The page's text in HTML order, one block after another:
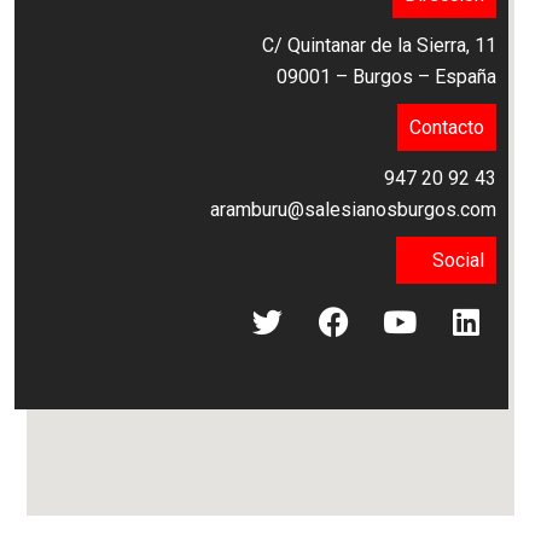
C/ Quintanar de la Sierra, 11
09001 – Burgos – España
Contacto
947 20 92 43
aramburu@salesianosburgos.com
Social